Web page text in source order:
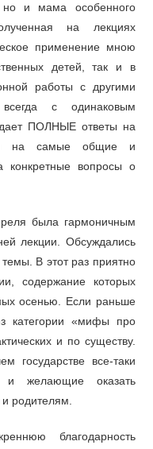
но и мама особенного
на лекциях
применение мною
детей, так и в
работы с другими
с одинаковым
ПОЛНЫЕ ответы на
на самые общие и
конкретные вопросы о
была гармоничным
лекции. Обсуждались
В этот раз приятно
содержание которых
осенью. Если раньше
категории «мифы про
и по существу.
государстве все-таки
и желающие оказать
родителям.
благодарность